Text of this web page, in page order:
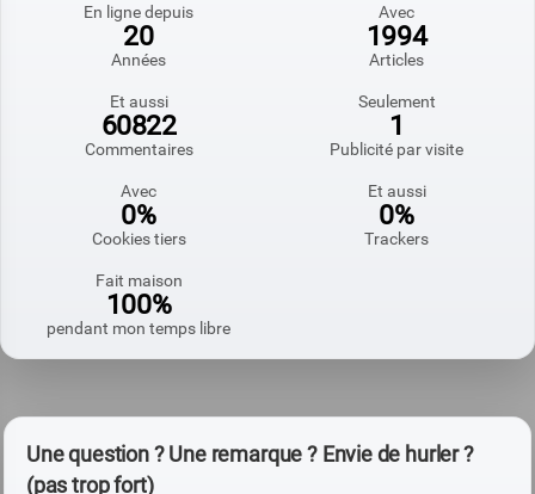
En ligne depuis
20
Années
Avec
1994
Articles
Et aussi
60822
Commentaires
Seulement
1
Publicité par visite
Avec
0%
Cookies tiers
Et aussi
0%
Trackers
Fait maison
100%
pendant mon temps libre
Une question ? Une remarque ? Envie de hurler ?
(pas trop fort)